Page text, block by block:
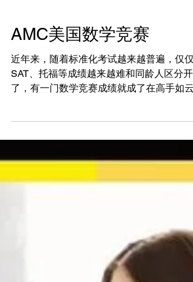
AMC美国数学竞赛
近年来，随着标准化考试越来越普遍，仅仅
么？ AMC 的全称是 American